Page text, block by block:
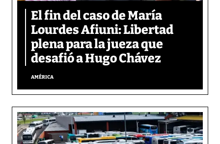
El fin del caso de María
Lourdes Afiuni: Libertad
plena para la jueza que
desafió a Hugo Chávez
AMÉRICA